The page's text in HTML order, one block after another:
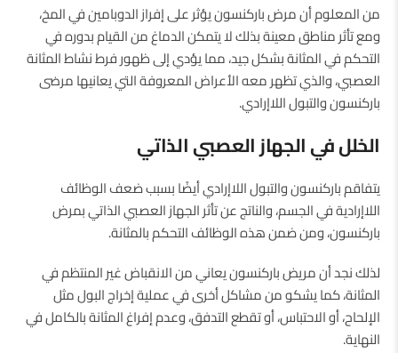
من المعلوم أن مرض باركنسون يؤثر على إفراز الدوبامين في المخ،
ومع تأثر مناطق معينة بذلك لا يتمكن الدماغ من القيام بدوره في
التحكم في المثانة بشكل جيد، مما يؤدي إلى ظهور فرط نشاط المثانة
العصبي، والذي تظهر معه الأعراض المعروفة التي يعانيها مرضى
باركنسون والتبول اللاإرادي.
الخلل في الجهاز العصبي الذاتي
يتفاقم باركنسون والتبول اللاإرادي أيضًا بسبب ضعف الوظائف
اللاإرادية في الجسم، والناتج عن تأثر الجهاز العصبي الذاتي بمرض
باركنسون، ومن ضمن هذه الوظائف التحكم بالمثانة.
لذلك نجد أن مريض باركنسون يعاني من الانقباض غير المنتظم في
المثانة، كما يشكو من مشاكل أخرى في عملية إخراج البول مثل
الإلحاح، أو الاحتباس، أو تقطع التدفق، وعدم إفراغ المثانة بالكامل في
النهاية.